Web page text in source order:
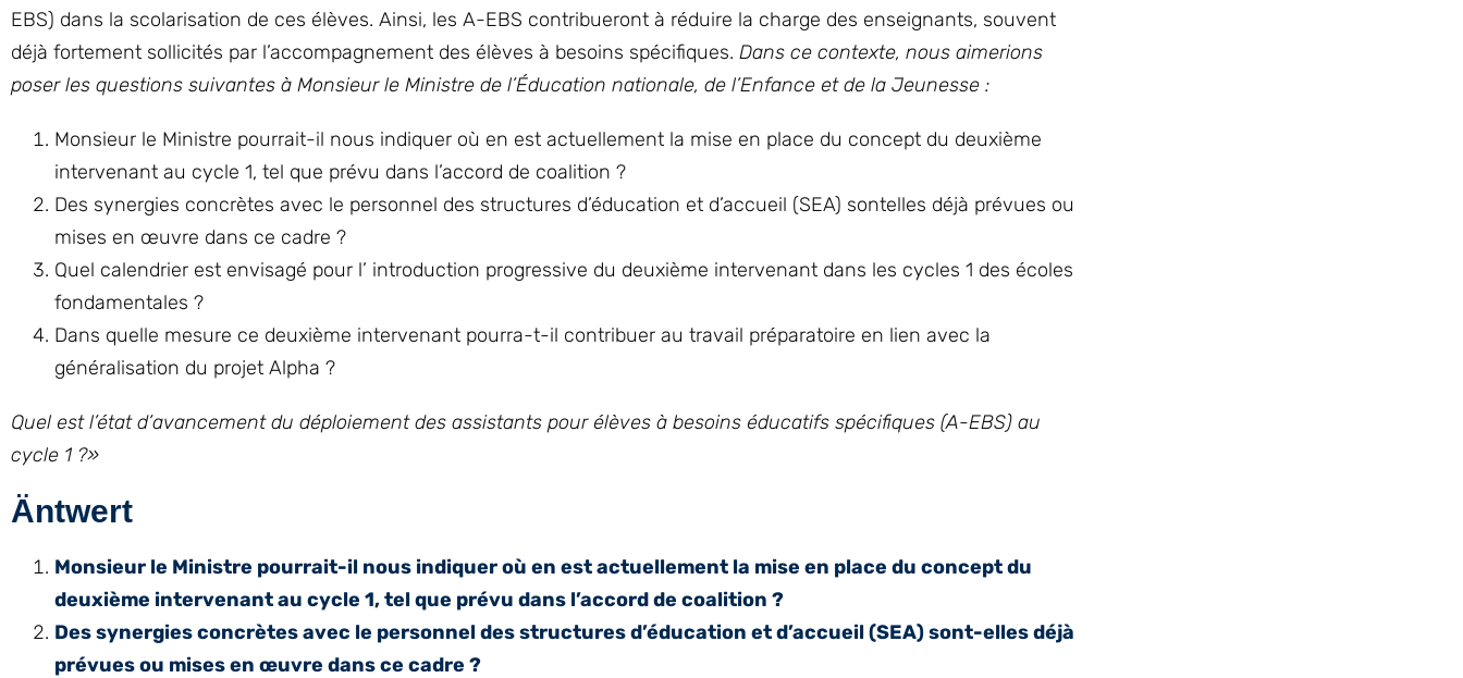
EBS) dans la scolarisation de ces élèves. Ainsi, les A-EBS contribueront à réduire la charge des enseignants, souvent
déjà fortement sollicités par l’accompagnement des élèves à besoins spécifiques. Dans ce contexte, nous aimerions
poser les questions suivantes à Monsieur le Ministre de l’Éducation nationale, de l’Enfance et de la Jeunesse :
Monsieur le Ministre pourrait-il nous indiquer où en est actuellement la mise en place du concept du deuxième
intervenant au cycle 1, tel que prévu dans l’accord de coalition ?
Des synergies concrètes avec le personnel des structures d’éducation et d’accueil (SEA) sontelles déjà prévues ou
mises en œuvre dans ce cadre ?
Quel calendrier est envisagé pour l’ introduction progressive du deuxième intervenant dans les cycles 1 des écoles
fondamentales ?
Dans quelle mesure ce deuxième intervenant pourra-t-il contribuer au travail préparatoire en lien avec la
généralisation du projet Alpha ?
Quel est l’état d’avancement du déploiement des assistants pour élèves à besoins éducatifs spécifiques (A-EBS) au
cycle 1 ?»
Äntwert
Monsieur le Ministre pourrait-il nous indiquer où en est actuellement la mise en place du concept du
deuxième intervenant au cycle 1, tel que prévu dans l’accord de coalition ?
Des synergies concrètes avec le personnel des structures d’éducation et d’accueil (SEA) sont-elles déjà
prévues ou mises en œuvre dans ce cadre ?